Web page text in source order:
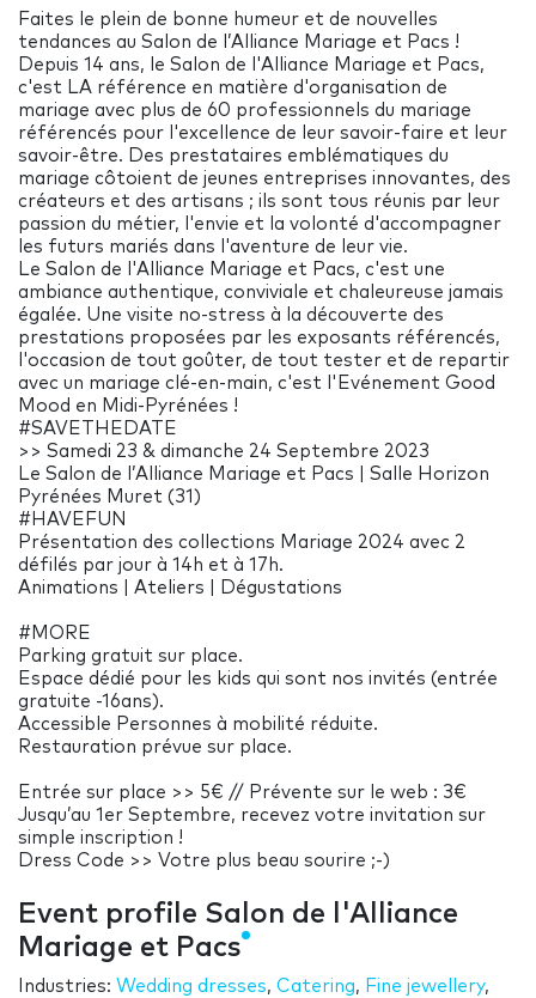
Faites le plein de bonne humeur et de nouvelles
tendances au Salon de l’Alliance Mariage et Pacs !
Depuis 14 ans, le Salon de l'Alliance Mariage et Pacs,
c'est LA référence en matière d'organisation de
mariage avec plus de 60 professionnels du mariage
référencés pour l'excellence de leur savoir-faire et leur
savoir-être. Des prestataires emblématiques du
mariage côtoient de jeunes entreprises innovantes, des
créateurs et des artisans ; ils sont tous réunis par leur
passion du métier, l'envie et la volonté d'accompagner
les futurs mariés dans l'aventure de leur vie.
Le Salon de l'Alliance Mariage et Pacs, c'est une
ambiance authentique, conviviale et chaleureuse jamais
égalée. Une visite no-stress à la découverte des
prestations proposées par les exposants référencés,
l'occasion de tout goûter, de tout tester et de repartir
avec un mariage clé-en-main, c'est l'Evénement Good
Mood en Midi-Pyrénées !
#SAVETHEDATE
>> Samedi 23 & dimanche 24 Septembre 2023
Le Salon de l’Alliance Mariage et Pacs | Salle Horizon
Pyrénées Muret (31)
#HAVEFUN
Présentation des collections Mariage 2024 avec 2
défilés par jour à 14h et à 17h.
Animations | Ateliers | Dégustations
#MORE
Parking gratuit sur place.
Espace dédié pour les kids qui sont nos invités (entrée
gratuite -16ans).
Accessible Personnes à mobilité réduite.
Restauration prévue sur place.
Entrée sur place >> 5€ // Prévente sur le web : 3€
Jusqu’au 1er Septembre, recevez votre invitation sur
simple inscription !
Dress Code >> Votre plus beau sourire ;-)
Event profile Salon de l'Alliance
Mariage et Pacs
Industries: Wedding dresses, Catering, Fine jewellery,